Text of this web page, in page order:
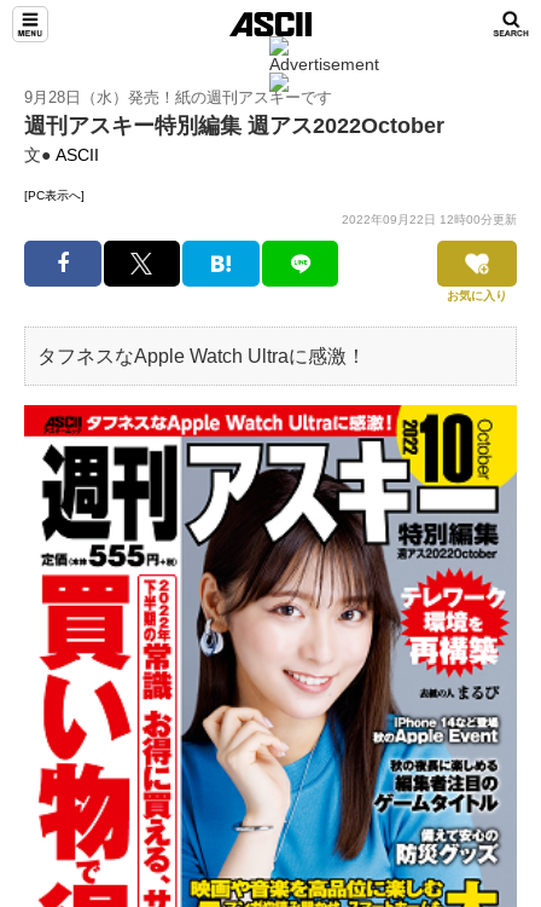
9月28日（水）発売！紙の週刊アスキーです
週刊アスキー特別編集 週アス2022October
文● ASCII
[PC表示へ]
2022年09月22日 12時00分更新
お気に入り
タフネスなApple Watch Ultraに感激！